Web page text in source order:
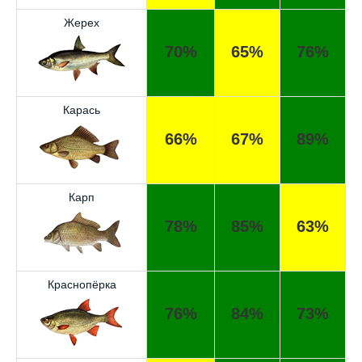
Жерех
70% 65% 76%
Карась
66% 67% 89%
Карп
78% 85% 63%
Краснопёрка
76% 84% 73%